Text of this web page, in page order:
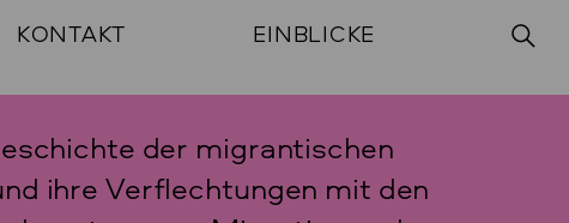
KONTAKT EINBLICKE
der migrantischen
ihre Verflechtungen mit den